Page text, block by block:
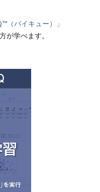
（パイキュー）」
が学べます。